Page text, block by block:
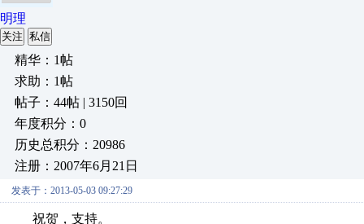
明理
关注 私信
精华：1帖
求助：1帖
帖子：44帖 | 3150回
年度积分：0
历史总积分：20986
注册：2007年6月21日
发表于：2013-05-03 09:27:29
祝贺，支持。